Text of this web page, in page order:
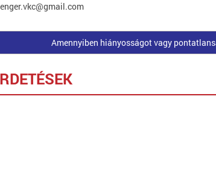
Amennyiben hiányosságot vagy